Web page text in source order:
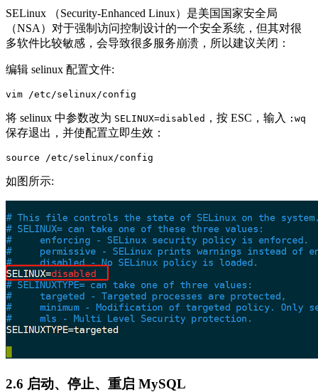
SELinux （Security-Enhanced Linux）是美国国家安全局
（NSA）对于强制访问控制设计的一个安全系统，但其对很
多软件比较敏感，会导致很多服务崩溃，所以建议关闭：
编辑 selinux 配置文件:
将 selinux 中参数改为 SELINUX=disabled ，按 ESC，输入 :wq
保存退出，并使配置立即生效：
如图所示:
2.6 启动、停止、重启 MySQL